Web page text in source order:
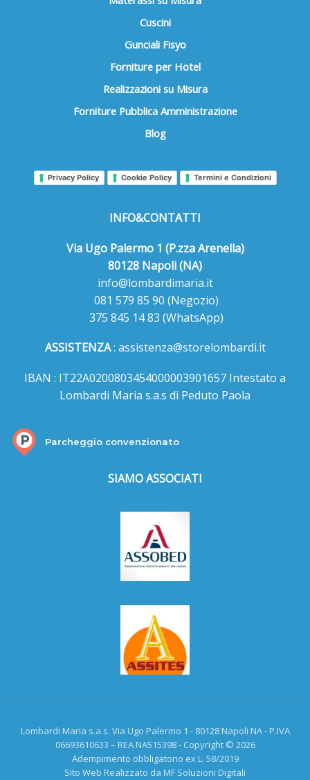
Cuscini
Gunciali Fisyo
Forniture per Hotel
Realizzazioni su Misura
Forniture Pubblica Amministrazione
Blog
Privacy Policy Cookie Policy Termini e Condizioni
INFO&CONTATTI
Via Ugo Palermo 1 (P.zza Arenella)
80128 Napoli (NA)
info@lombardimaria.it
081 579 85 90 (Negozio)
375 845 14 83 (WhatsApp)
ASSISTENZA: assistenza@storelombardi.it
IBAN : IT22A0200803454000003901657 Intestato a
Lombardi Maria s.a.s di Peduto Paola
Parcheggio convenzionato
SIAMO ASSOCIATI
Lombardi Maria s.a.s. Via Ugo Palermo 1 - 80128 Napoli NA - P.IVA
06693610633 – REA NA515398 - Copyright © 2026
Adempimento obbligatorio ex L. 58/2019
Sito Web Realizzato da MF Soluzioni Digitali